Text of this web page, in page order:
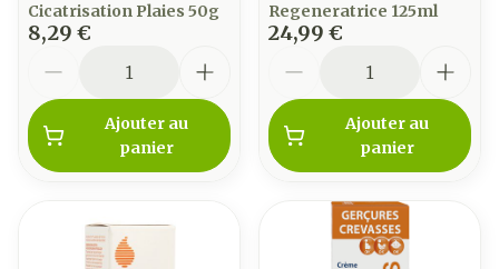
Cicatrisation Plaies 50g
8,29 €
Ajouter au
panier
Regeneratrice 125ml
24,99 €
Ajouter au
panier